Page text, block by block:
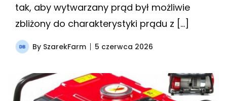
tak, aby wytwarzany prąd był możliwie
zbliżony do charakterystyki prądu z […]
By SzarekFarm 5 czerwca 2026